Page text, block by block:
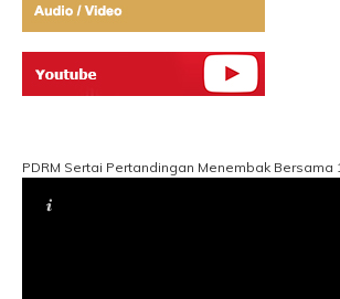
PDRM Sertai Pertandingan Menembak Bersama